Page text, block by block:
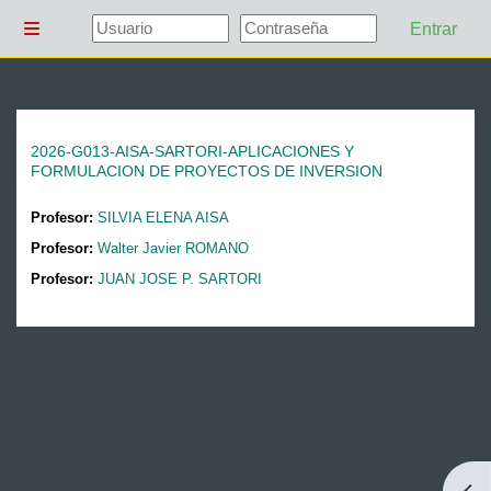
Panel lateral
Entrar
2026-G013-AISA-SARTORI-APLICACIONES Y
FORMULACION DE PROYECTOS DE INVERSION
Profesor: SILVIA ELENA AISA
Profesor: Walter Javier ROMANO
Profesor: JUAN JOSE P. SARTORI